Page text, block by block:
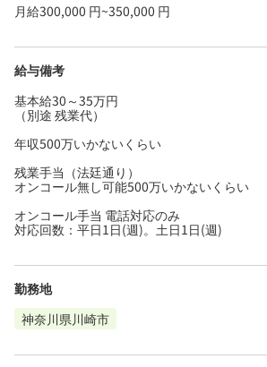
月給300,000 円~350,000 円
給与備考
基本給30～35万円
（別途 残業代）
年収500万いかないくらい
残業手当（法廷通り）
オンコール無し可能500万いかないくらい
オンコール手当 電話対応のみ
対応回数：平日1日(週)。土日1日(週)
勤務地
神奈川県川崎市